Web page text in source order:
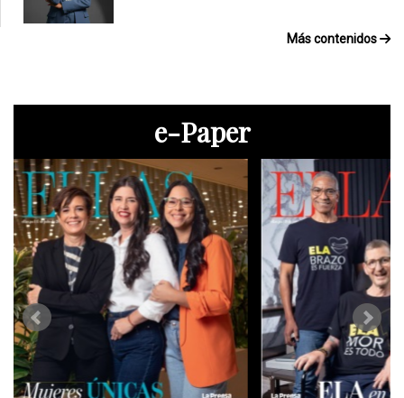
Más contenidos
e-Paper